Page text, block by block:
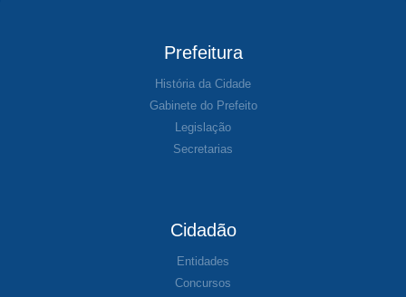
Prefeitura
História da Cidade
Gabinete do Prefeito
Legislação
Secretarias
Cidadão
Entidades
Concursos